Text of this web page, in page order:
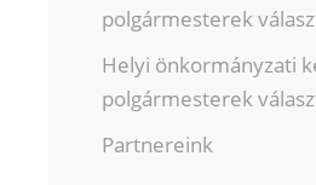
polgármesterek
Helyi önkormányzati
polgármesterek
Partnereink